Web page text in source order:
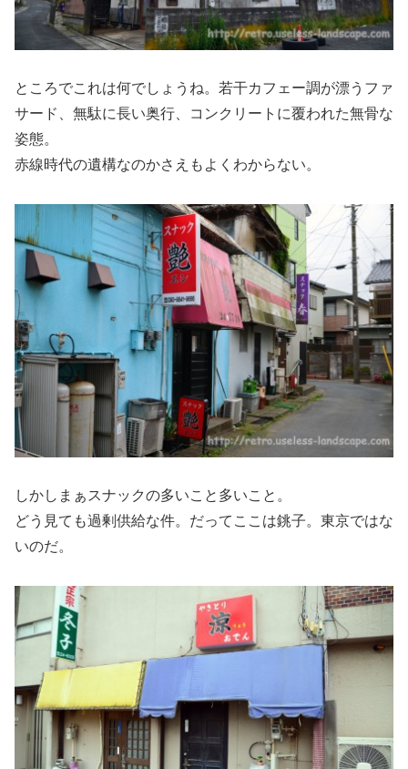
ところでこれは何でしょうね。若干カフェー調が漂うファ
サード、無駄に長い奥行、コンクリートに覆われた無骨な
姿態。
赤線時代の遺構なのかさえもよくわからない。
しかしまぁスナックの多いこと多いこと。
どう見ても過剰供給な件。だってここは銚子。東京ではな
いのだ。